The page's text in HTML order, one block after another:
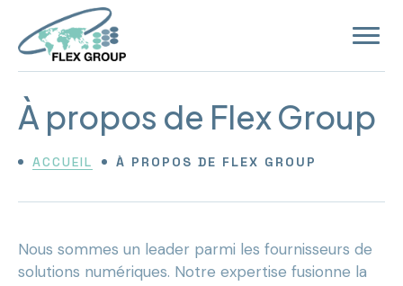
Ouvrir
la
du
À propos de Flex Group
ACCUEIL À PROPOS DE FLEX GROUP
Nous sommes un leader parmi les fournisseurs de
solutions numériques. Notre expertise fusionne la